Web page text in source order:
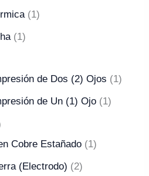
1
1
de Dos (2) Ojos
1
de Un (1) Ojo 1
Cobre Estañado
1
(Electrodo)
2